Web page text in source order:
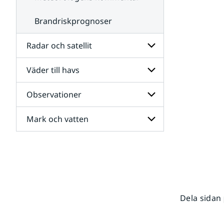
Brandriskprognoser
Radar och satellit
Undersidor
för
Radar
och
satellit
Väder till havs
Undersidor
för
Väder
till
havs
Observationer
Undersidor
för
Mark och vatten
Dela sidan